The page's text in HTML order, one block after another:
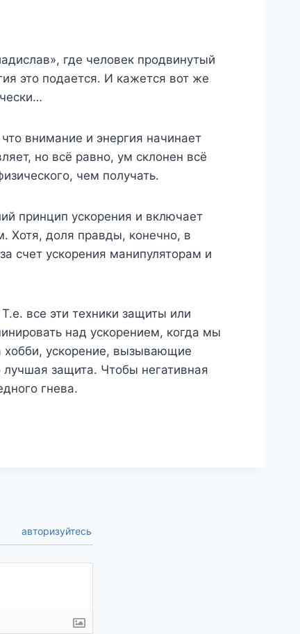
где человек продвинутый
это подается. И кажется вот же
внимание и энергия начинает
но всё равно, ум склонен всё
чем получать.
принцип ускорения и включает
Хотя, доля правды, конечно, в
счет ускорения манипуляторам и
все эти техники защиты или
над ускорением, когда мы
хобби, ускорение, вызывающие
защита. Чтобы негативная
гнева.
авторизуйтесь